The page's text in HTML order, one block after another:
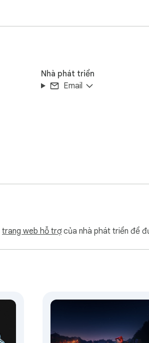
Nhà phát triển
Email
trang web hỗ trợcủa nhà phát triển để